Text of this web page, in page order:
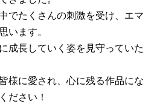
でたくさんの刺激を受け、エマ
います。
成長していく姿を見守っていた
様に愛され、心に残る作品にな
ださい！